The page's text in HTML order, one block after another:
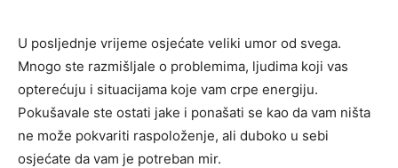
U posljednje vrijeme osjećate veliki umor od svega.
Mnogo ste razmišljale o problemima, ljudima koji vas
opterećuju i situacijama koje vam crpe energiju.
Pokušavale ste ostati jake i ponašati se kao da vam ništa
ne može pokvariti raspoloženje, ali duboko u sebi
osjećate da vam je potreban mir.